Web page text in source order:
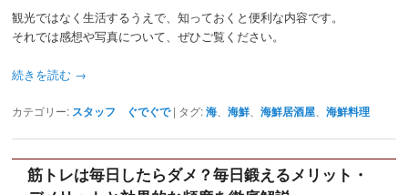
観光ではなく生活するうえで、知っておくと便利な内容です。
それでは感想や写真について、ぜひご覧ください。
続きを読む →
カテゴリー: スタッフ ぐでぐで | タグ: 海 、海鮮 、海鮮居酒屋 、海鮮料理
筋トレは毎日したらダメ？毎日鍛えるメリット・